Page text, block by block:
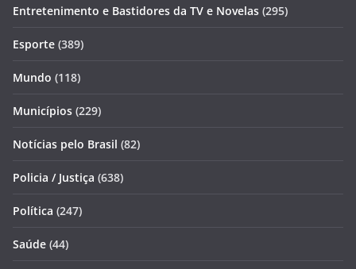
Entretenimento e Bastidores da TV e Novelas (295)
Esporte (389)
Mundo (118)
Municípios (229)
Notícias pelo Brasil (82)
Policia / Justiça (638)
Política (247)
Saúde (44)